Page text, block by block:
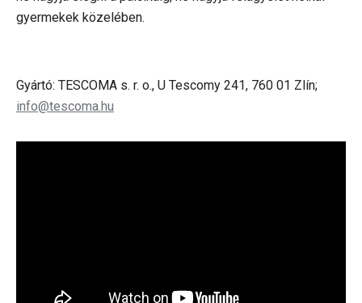
gyermekek közelében.
Gyártó: TESCOMA s. r. o., U Tescomy 241, 760 01 Zlín;
info@tescoma.hu